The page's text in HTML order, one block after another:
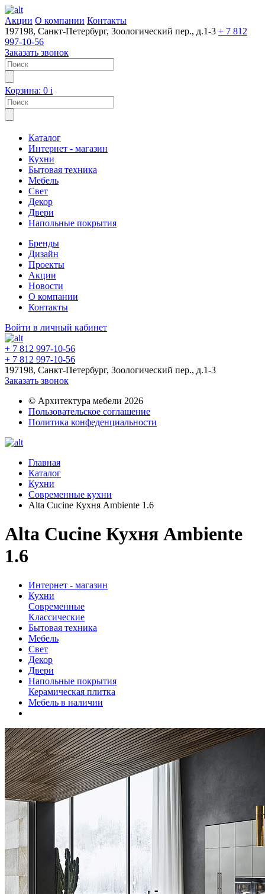
Акции О компании Контакты
197198, Санкт-Петербург, Зоологический пер., д.1-3 + 7 812
997-10-56
Заказать звонок
Корзина: 0 i
Каталог
Интернет - магазин
Кухни
Бытовая техника
Мебель
Свет
Декор
Двери
Напольные покрытия
Бренды
Дизайн
Проекты
Акции
Новости
О компании
Контакты
Войти в личный кабинет
+ 7 812 997-10-56
+ 7 812 997-10-56
197198, Санкт-Петербург, Зоологический пер., д.1-3
Заказать звонок
© Архитектура мебели 2026
Пользовательское соглашение
Политика конфеденциальности
Главная
Каталог
Кухни
Современные кухни
Alta Cucine Кухня Ambiente 1.6
Alta Cucine Кухня Ambiente
1.6
Интернет - магазин
Кухни
Современные
Классические
Бытовая техника
Мебель
Свет
Декор
Двери
Напольные покрытия
Керамическая плитка
Мебель в наличии